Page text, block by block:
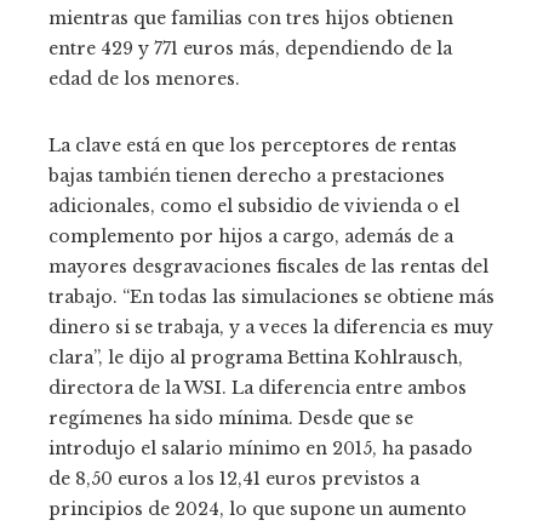
mientras que familias con tres hijos obtienen
entre 429 y 771 euros más, dependiendo de la
edad de los menores.
La clave está en que los perceptores de rentas
bajas también tienen derecho a prestaciones
adicionales, como el subsidio de vivienda o el
complemento por hijos a cargo, además de a
mayores desgravaciones fiscales de las rentas del
trabajo. “En todas las simulaciones se obtiene más
dinero si se trabaja, y a veces la diferencia es muy
clara”, le dijo al programa Bettina Kohlrausch,
directora de la WSI. La diferencia entre ambos
regímenes ha sido mínima. Desde que se
introdujo el salario mínimo en 2015, ha pasado
de 8,50 euros a los 12,41 euros previstos a
principios de 2024, lo que supone un aumento